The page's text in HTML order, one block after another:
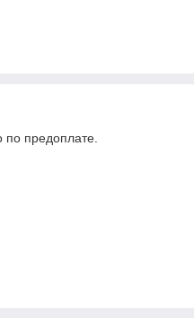
по предоплате.